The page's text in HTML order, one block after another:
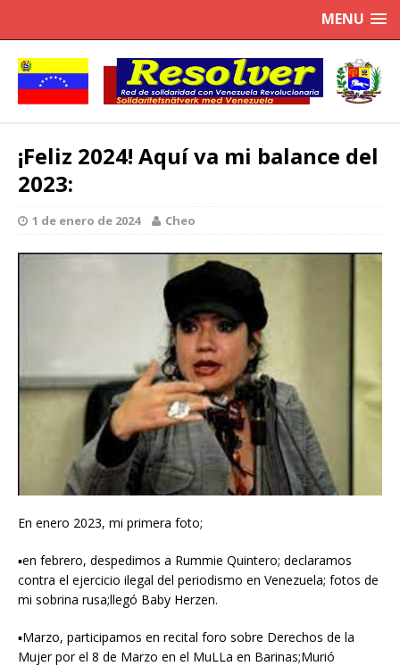
MENU
¡Feliz 2024! Aquí va mi balance del
2023:
1 de enero de 2024 Cheo
︎En enero 2023, mi primera foto;
▪︎en febrero, despedimos a Rummie Quintero; declaramos
contra el ejercicio ilegal del periodismo en Venezuela; fotos de
mi sobrina rusa;llegó Baby Herzen.
▪︎Marzo, participamos en recital foro sobre Derechos de la
Mujer por el 8 de Marzo en el MuLLa en Barinas;Murió